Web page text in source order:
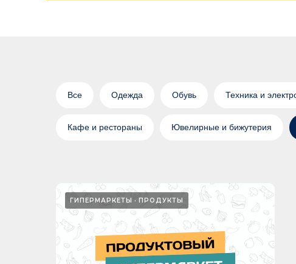
Все Одежда Обувь Техника и
Кафе и рестораны Ювелирные и бижутерия
ГИПЕРМАРКЕТЫ ПРОДУКТЫ